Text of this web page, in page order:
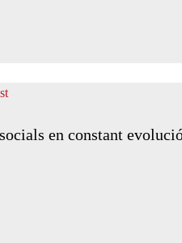
en constant